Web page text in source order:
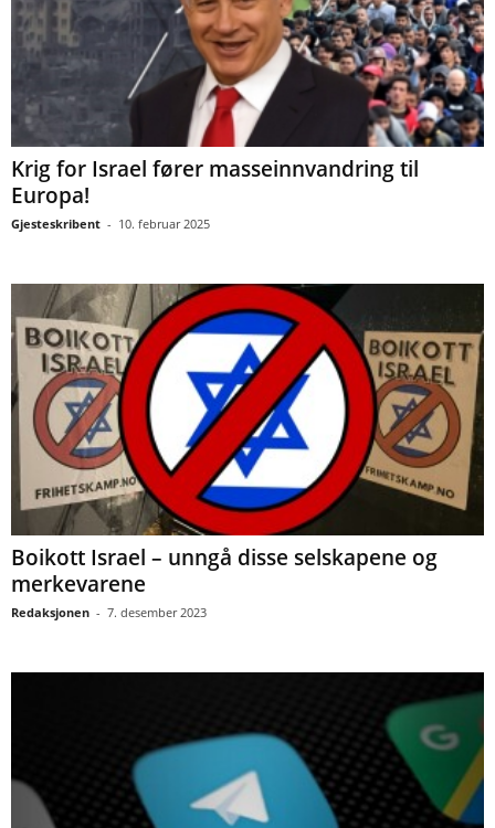
Krig for Israel fører masseinnvandring til
Europa!
Gjesteskribent - 10. februar 2025
Boikott Israel – unngå disse selskapene og
merkevarene
Redaksjonen - 7. desember 2023